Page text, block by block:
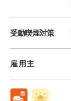
受動喫煙対策
雇用主